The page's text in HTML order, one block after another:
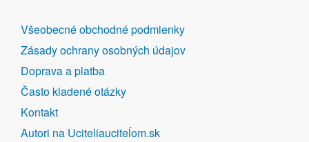
DALŠÍ
ODKAZY
Všeobecné obchodné podmienky
Zásady ochrany osobných údajov
Doprava a platba
Často kladené otázky
Kontakt
Autori na Uciteliauciteĺom.sk